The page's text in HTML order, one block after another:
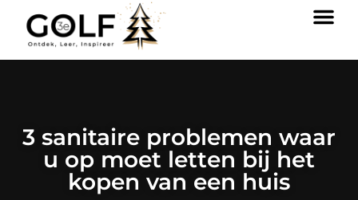
3 sanitaire problemen waar
u op moet letten bij het
kopen van een huis